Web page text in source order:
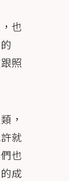
也
照
，
就
也
成